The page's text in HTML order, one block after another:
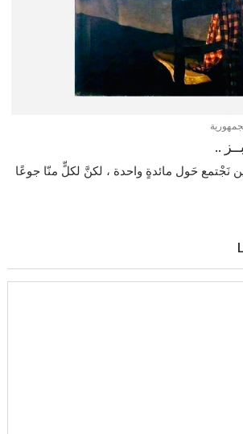
..
نَجْتمع حَول مائدةٍ واحدة ، لكنَّ لكلٍّ منّا جوعًا